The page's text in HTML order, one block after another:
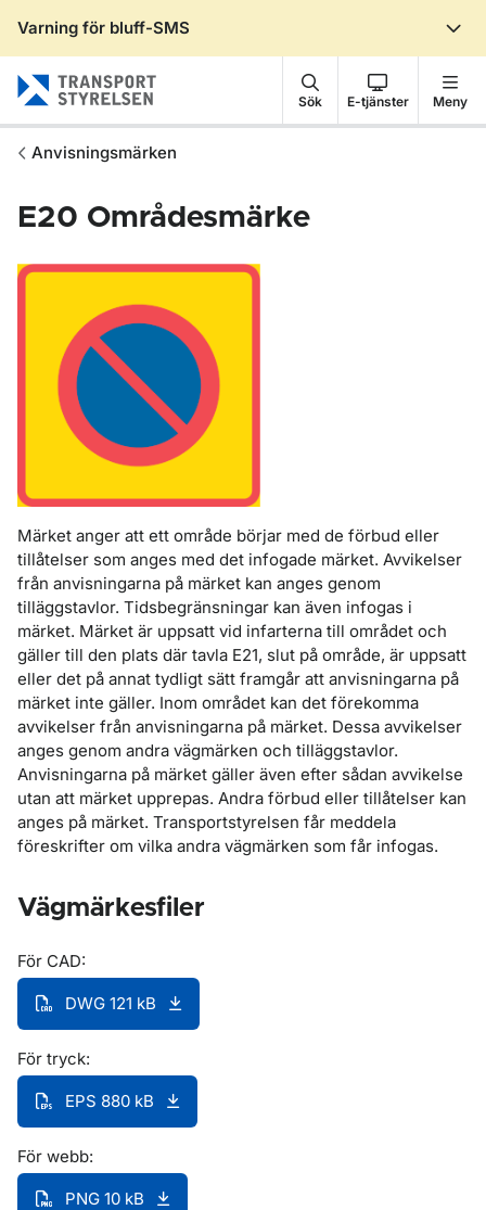
Varning för bluff-SMS
Sök E-tjänster Meny
Anvisningsmärken
E20 Områdesmärke
Märket anger att ett område börjar med de förbud eller
tillåtelser som anges med det infogade märket. Avvikelser
från anvisningarna på märket kan anges genom
tilläggstavlor. Tidsbegränsningar kan även infogas i
märket. Märket är uppsatt vid infarterna till området och
gäller till den plats där tavla E21, slut på område, är uppsatt
eller det på annat tydligt sätt framgår att anvisningarna på
märket inte gäller. Inom området kan det förekomma
avvikelser från anvisningarna på märket. Dessa avvikelser
anges genom andra vägmärken och tilläggstavlor.
Anvisningarna på märket gäller även efter sådan avvikelse
utan att märket upprepas. Andra förbud eller tillåtelser kan
anges på märket. Transportstyrelsen får meddela
föreskrifter om vilka andra vägmärken som får infogas.
Vägmärkesfiler
För CAD:
DWG 121 kB
För tryck:
EPS 880 kB
För webb:
PNG 10 kB